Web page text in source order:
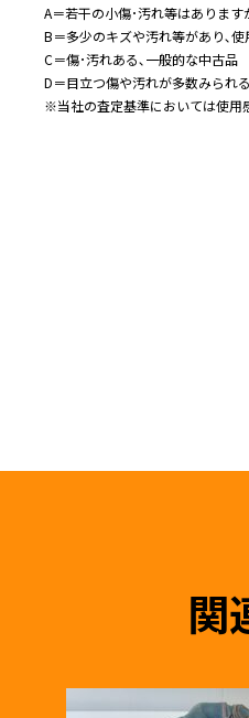
A＝若干の小傷･汚れ等はありま
B＝多少のキズや汚れ等があり､
C＝傷･汚れある､一般的な中古品
D＝目立つ傷や汚れが多数みられ
※当社の査定基準においては使用
関